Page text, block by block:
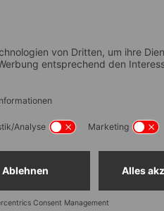
Einsatzkästen für 600
für NextGen und UNISTA
Ab2,62 €
Zum Artikel